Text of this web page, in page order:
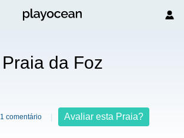
Praia da Foz
1 comentário Avaliar esta Praia?